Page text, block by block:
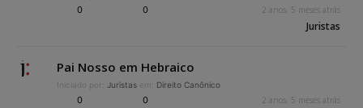
0 0 2 anos, 5 meses atrás
Juristas
Pai Nosso em Hebraico
Iniciado por: Juristas em: Direito Canônico
0 0 2 anos, 5 meses atrás